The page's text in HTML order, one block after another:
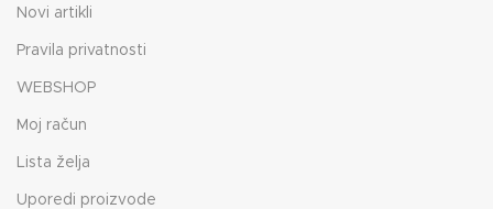
Novi artikli
Pravila privatnosti
WEBSHOP
Moj račun
Lista želja
Uporedi proizvode